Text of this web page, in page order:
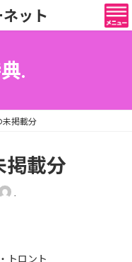
ット
.
未掲載分
掲載分
.
トロント